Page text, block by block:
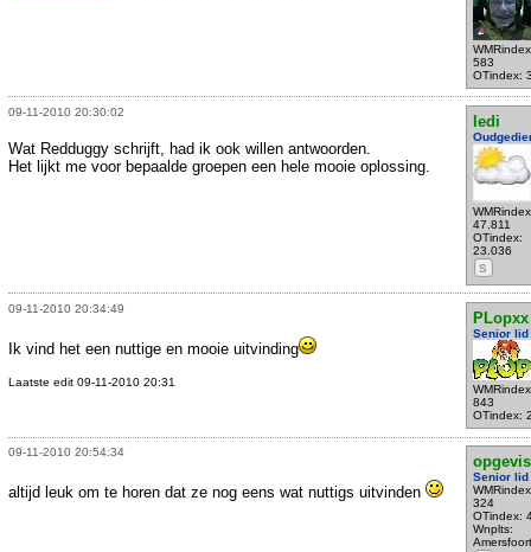
583
OTindex:
09-11-2010 20:30:02
ledi
47.811
OTindex:
23.036
S
Wat Redduggy schrijft, had ik ook willen antwoorden.
Het lijkt me voor bepaalde groepen een hele mooie oplossing.
09-11-2010 20:34:49
PLopxx
Senior lid
843
OTindex:
Ik vind het een nuttige en mooie uitvinding
Laatste edit 09-11-2010 20:31
09-11-2010 20:54:34
Senior lid
324
OTindex:
Wnplts:
Amersfoort
altijd leuk om te horen dat ze nog eens wat nuttigs uitvinden